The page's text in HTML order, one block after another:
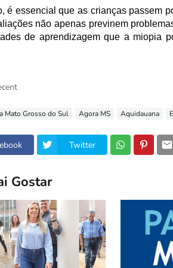
é essencial que as crianças passem
não apenas previnem
de aprendizagem que a miopia
Mato Grosso do Sul Agora MS Aquidauana
Twitter
Gostar